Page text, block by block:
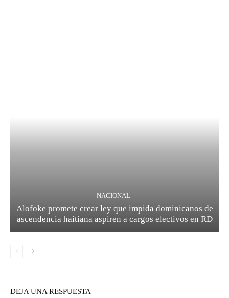
NACIONAL
Alofoke promete crear ley que impida dominicanos de
ascendencia haitiana aspiren a cargos electivos en RD
DEJA UNA RESPUESTA